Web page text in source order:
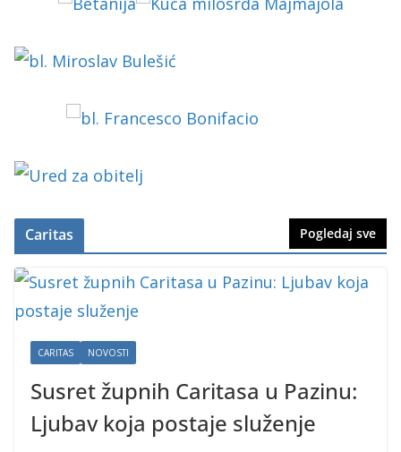
Caritas Pogledaj sve
CARITAS NOVOSTI
Susret župnih Caritasa u Pazinu:
Ljubav koja postaje služenje